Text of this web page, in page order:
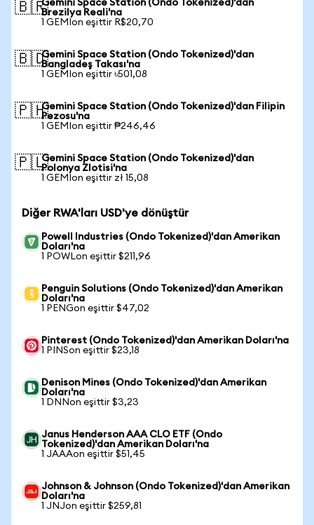
🇧🇷Gemini Space Station (Ondo Tokenized)'dan
Brezilya Reali'na
1 GEMIon eşittir R$20,70
🇧🇩Gemini Space Station (Ondo Tokenized)'dan
Bangladeş Takası'na
1 GEMIon eşittir ৳501,08
🇵🇭Gemini Space Station (Ondo Tokenized)'dan Filipin
Pezosu'na
1 GEMIon eşittir ₱246,46
🇵🇱Gemini Space Station (Ondo Tokenized)'dan
Polonya Zlotisi'na
1 GEMIon eşittir zł 15,08
Diğer RWA'ları USD'ye dönüştür
Powell Industries (Ondo Tokenized)'dan Amerikan
Doları'na
1 POWLon eşittir $211,96
Penguin Solutions (Ondo Tokenized)'dan Amerikan
Doları'na
1 PENGon eşittir $47,02
Pinterest (Ondo Tokenized)'dan Amerikan Doları'na
1 PINSon eşittir $23,18
Denison Mines (Ondo Tokenized)'dan Amerikan
Doları'na
1 DNNon eşittir $3,23
Janus Henderson AAA CLO ETF (Ondo
Tokenized)'dan Amerikan Doları'na
1 JAAAon eşittir $51,45
Johnson & Johnson (Ondo Tokenized)'dan Amerikan
Doları'na
1 JNJon eşittir $259,81